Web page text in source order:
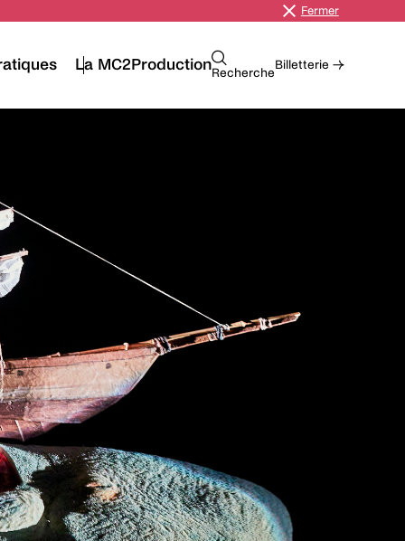
Fermer
La MC2ProductionRecherche
Billetterie →